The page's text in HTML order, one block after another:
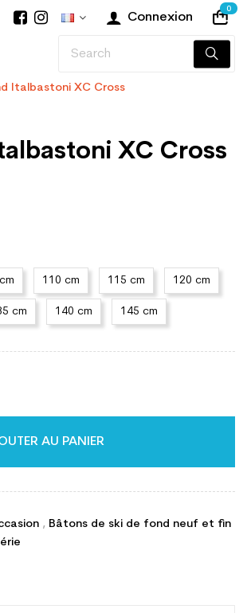
Connexion
0
Italbastoni XC Cross
XC Cross
110 cm 115 cm 120 cm
cm 140 cm 145 cm
AU PANIER
, Bâtons de ski de fond neuf et fin